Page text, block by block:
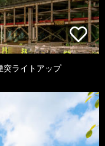
ライトアップ